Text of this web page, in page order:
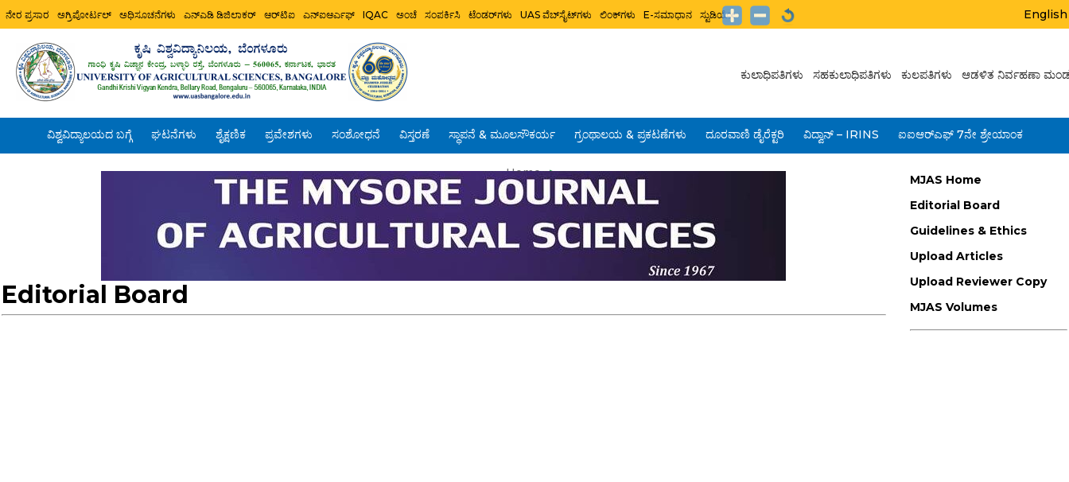
ನೇರ ಪ್ರಸಾರ ಅಗ್ರಿಪೋರ್ಟಲ್ ಅಧಿಸೂಚನೆಗಳು ಎನ್ಎಡಿ ಡಿಜಿಲಾಕರ್ ಆರ್‌ಟಿಐ ಎನ್ಐಆರ್ಎಫ್ IQAC ಅಂಚೆ ಸಂಪರ್ಕಿಸಿ ಟೆಂಡರ್‌ಗಳು UAS ವೆಬ್‌ಸೈಟ್‌ಗಳು ಲಿಂಕ್‌ಗಳು E-ಸಮಾಧಾನ ಸ್ಟುಡಿಯೋ English
ಕುಲಾಧಿಪತಿಗಳು ಸಹಕುಲಾಧಿಪತಿಗಳು ಕುಲಪತಿಗಳು ಆಡಳಿತ ನಿರ್ವಹಣಾ
ವಿಶ್ವವಿದ್ಯಾಲಯದ ಬಗ್ಗೆ ಘಟನೆಗಳು ಶೈಕ್ಷಣಿಕ ಪ್ರವೇಶಗಳು ಸಂಶೋಧನೆ ವಿಸ್ತರಣೆ ಸ್ಥಾಪನೆ & ಮೂಲಸೌಕರ್ಯ ಗ್ರಂಥಾಲಯ & ಪ್ರಕಟಣೆಗಳು ದೂರವಾಣಿ ಡೈರೆಕ್ಟರಿ ವಿದ್ವಾನ್ – IRINS ಐಐಆರ್‌ಎಫ್ 7ನೇ ಶ್ರೇಯಾಂಕ
Home >
Editorial Board
MJAS Home
Editorial Board
Guidelines & Ethics
Upload Articles
Upload Reviewer Copy
MJAS Volumes